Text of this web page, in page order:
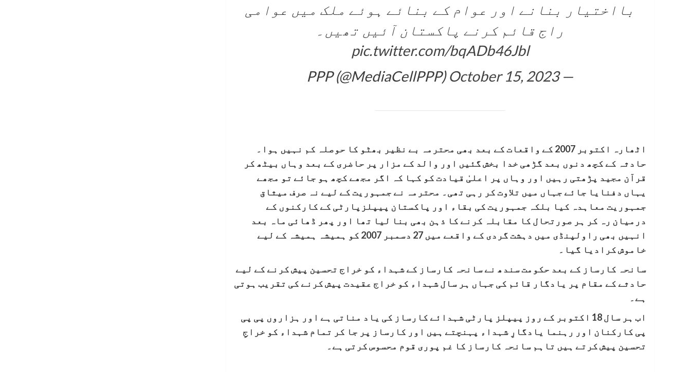
بااختیار بنانے اور عوام کے بنائے ہوئے ملک میں عوامی
راج قائم کرنے پاکستان آئیں تھیں۔
pic.twitter.com/bqADb46Jbl
— PPP (@MediaCellPPP)
October 15, 2023
اٹھارہ اکتوبر 2007 کے واقعات کے بعد بھی محترمہ بے نظیر بھٹو کا حوصلہ کم نہیں ہوا۔
حادثہ کے کچھ دنوں بعد گڑھی خدا بخش گئیں اور والد کے مزار پر حاضری کے بعد وہاں بیٹھ کر
قرآن مجید پڑھتی رہیں اور وہاں پر اعلیٰ قیادت کو کہا کہ اگر مجھے کچھ ہو جائے تو مجھے
یہاں دفنایا جائے جہاں میں تلاوت کر رہی تھی۔ محترمہ نے جمہوریت کے لیے نہ صرف میثاق
جمہوریت معاہدہ کیا بلکہ جمہوریت کی بقاء اور پاکستان پیپلزپارٹی کے کارکنوں کے
درمیان رہ کر ہر صورتحال کا مقابلہ کرنے کا ذہن بھی بنا لیا تھا اور پھر ڈھائی ماہ بعد
انہیں بھی راولپنڈی میں دہشت گردی کے واقعے میں 27 دسمبر 2007 کو ہمیشہ ہمیشہ کے لیے
خاموش کرادیا گیا۔
سانحہ کارساز کے بعد حکومت سندھ نے سانحہ کارساز کے شہداء کو خراج تحسین پیش کرنے کے لیے
حادثے کے مقام پر یادگار قائم کی جہاں ہر سال شہداء کو خراج عقیدت پیش کرنے کی تقریب ہوتی
ہے۔
اب ہر سال 18 اکتوبر کے روز پیپلز پارٹی شہدائے کارساز کی یاد مناتی ہے اور ہزاروں پی پی
پی کارکنان اور رہنما یادگارِ شہداء پہنچتے ہیں اور کارساز پر جا کر تمام شہداء کو خراجِ
تحسین پیش کرتے ہیں تاہم سانحہ کارساز کا غم پوری قوم محسوس کرتی ہے۔